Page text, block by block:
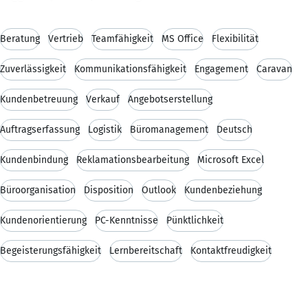
Beratung Vertrieb Teamfähigkeit MS Office Flexibilität
Zuverlässigkeit Kommunikationsfähigkeit Engagement Caravan
Kundenbetreuung Verkauf Angebotserstellung
Auftragserfassung Logistik Büromanagement Deutsch
Kundenbindung Reklamationsbearbeitung Microsoft Excel
Büroorganisation Disposition Outlook Kundenbeziehung
Kundenorientierung PC-Kenntnisse Pünktlichkeit
Begeisterungsfähigkeit Lernbereitschaft Kontaktfreudigkeit